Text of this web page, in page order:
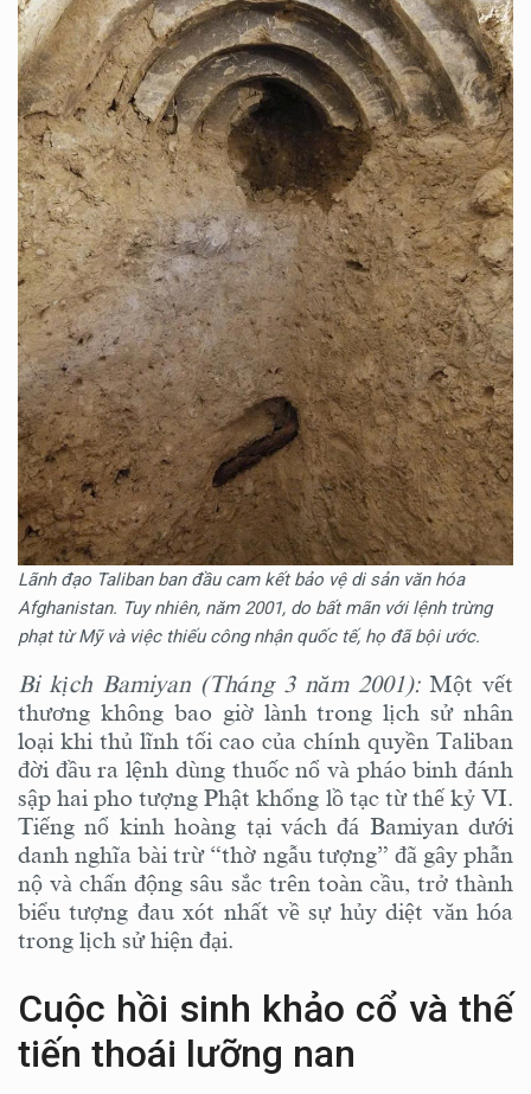
Lãnh đạo Taliban ban đầu cam kết bảo vệ di sản văn hóa
Afghanistan. Tuy nhiên, năm 2001, do bất mãn với lệnh trừng
phạt từ Mỹ và việc thiếu công nhận quốc tế, họ đã bội ước.
Bi kịch Bamiyan (Tháng 3 năm 2001):Một vết
thương không bao giờ lành trong lịch sử nhân
loại khi thủ lĩnh tối cao của chính quyền Taliban
đời đầu ra lệnh dùng thuốc nổ và pháo binh đánh
sập hai pho tượng Phật khổng lồ tạc từ thế kỷ VI.
Tiếng nổ kinh hoàng tại vách đá Bamiyan dưới
danh nghĩa bài trừ “thờ ngẫu tượng” đã gây phẫn
nộ và chấn động sâu sắc trên toàn cầu, trở thành
biểu tượng đau xót nhất về sự hủy diệt văn hóa
trong lịch sử hiện đại.
Cuộc hồi sinh khảo cổ và thế
tiến thoái lưỡng nan